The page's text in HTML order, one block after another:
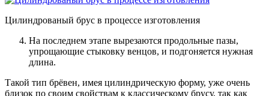
Цилиндрованый брус в процессе изготовления
На последнем этапе вырезаются продольные пазы,
упрощающие стыковку венцов, и подгоняется нужная
длина.
Такой тип брёвен, имея цилиндрическую форму, уже очень
близок по своим свойствам к классическому брусу, так как